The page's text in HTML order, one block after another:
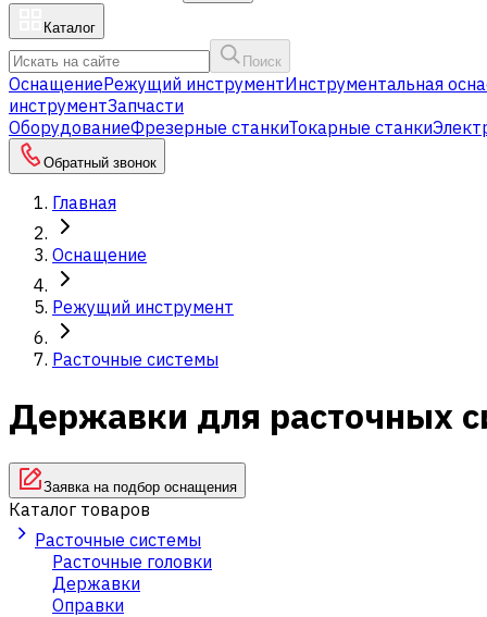
Каталог
Поиск
ОснащениеРежущий инструментИнструментальная
инструментЗапчасти
ОборудованиеФрезерные станкиТокарные станки
Обратный звонок
Главная
Оснащение
Режущий инструмент
Расточные системы
Державки для расточных
Заявка на подбор оснащения
Каталог товаров
Расточные системы
Расточные головки
Державки
Оправки